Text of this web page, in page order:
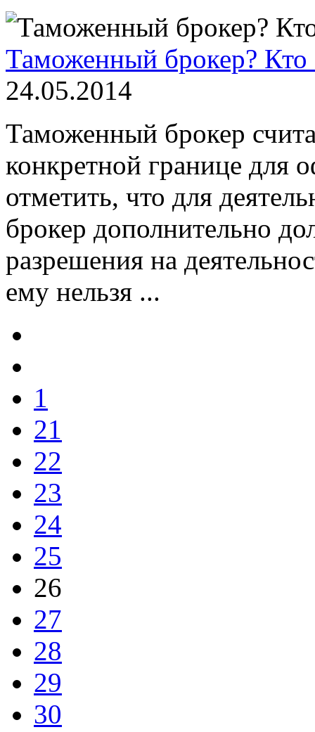
Таможенный брокер? Кто
24.05.2014
Таможенный брокер
конкретной границе для
отметить, что для
брокер дополнительно
разрешения на
ему нельзя ...
1
21
22
23
24
25
26
27
28
29
30